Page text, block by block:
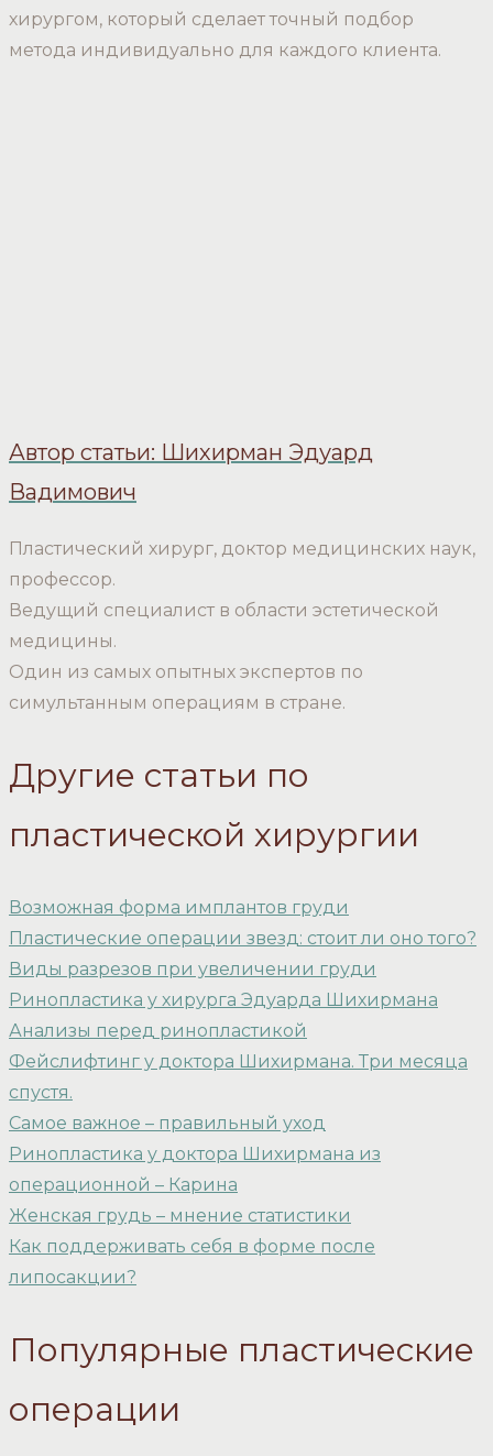
хирургом, который сделает точный подбор
метода индивидуально для каждого клиента.
Автор статьи: Шихирман Эдуард
Вадимович
Пластический хирург, доктор медицинских наук,
профессор.
Ведущий специалист в области эстетической
медицины.
Один из самых опытных экспертов по
симультанным операциям в стране.
Другие статьи по
пластической хирургии
Возможная форма имплантов груди
Пластические операции звезд: стоит ли оно того?
Виды разрезов при увеличении груди
Ринопластика у хирурга Эдуарда Шихирмана
Анализы перед ринопластикой
Фейслифтинг у доктора Шихирмана. Три месяца
спустя.
Самое важное – правильный уход
Ринопластика у доктора Шихирмана из
операционной – Карина
Женская грудь – мнение статистики
Как поддерживать себя в форме после
липосакции?
Популярные пластические
операции